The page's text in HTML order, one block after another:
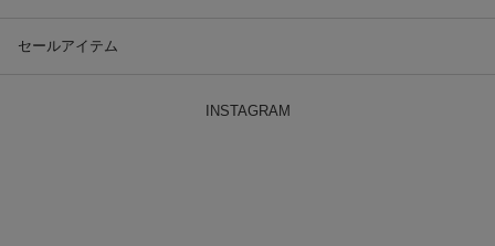
セールアイテム
INSTAGRAM